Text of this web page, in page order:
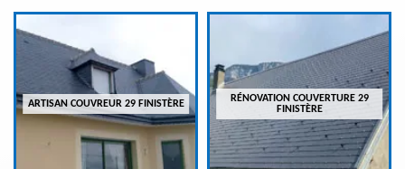
ARTISAN COUVREUR 29 FINISTÈRE
RÉNOVATION COUVERTURE 29
FINISTÈRE